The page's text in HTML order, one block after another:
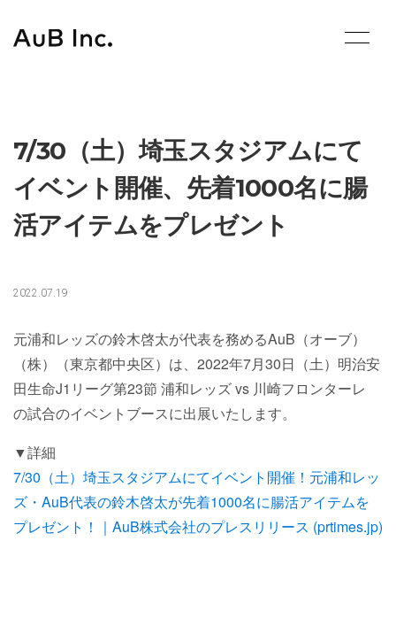
content
7/30（土）埼玉スタジアムにて
イベント開催、先着1000名に腸
活アイテムをプレゼント
2022.07.19
元浦和レッズの鈴木啓太が代表を務めるAuB（オーブ）
（株）（東京都中央区）は、2022年7月30日（土）明治安
田生命J1リーグ第23節 浦和レッズ vs 川崎フロンターレ
の試合のイベントブースに出展いたします。
▼詳細
7/30（土）埼玉スタジアムにてイベント開催！元浦和レッ
ズ・AuB代表の鈴木啓太が先着1000名に腸活アイテムを
プレゼント！｜AuB株式会社のプレスリリース (prtimes.jp)